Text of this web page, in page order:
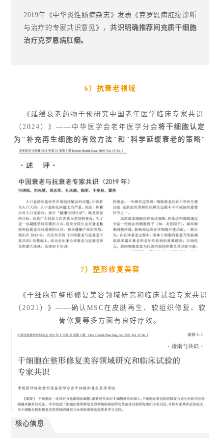
2019年《中华炎性肠病杂志》发表《克罗恩病肛瘘诊断
与治疗的专家共识意见》，共识明确推荐间充质干细胞
治疗克罗恩病肛瘘。
6）抗衰老领域
· 《延缓衰老药物干预研究中国老年医学临床专家共识
（2024）》——中华医学会老年医学分会将干细胞认定
为"补充再生细胞的有效方法"和"科学延缓衰老的策略"
7）整形修复美容
· 《干细胞在整形修复美容领域研究和临床试验专家共识
（2021）》——确认MSC在皮肤再生、软组织修复、软
骨修复等多方面有良好疗效。
核心信息